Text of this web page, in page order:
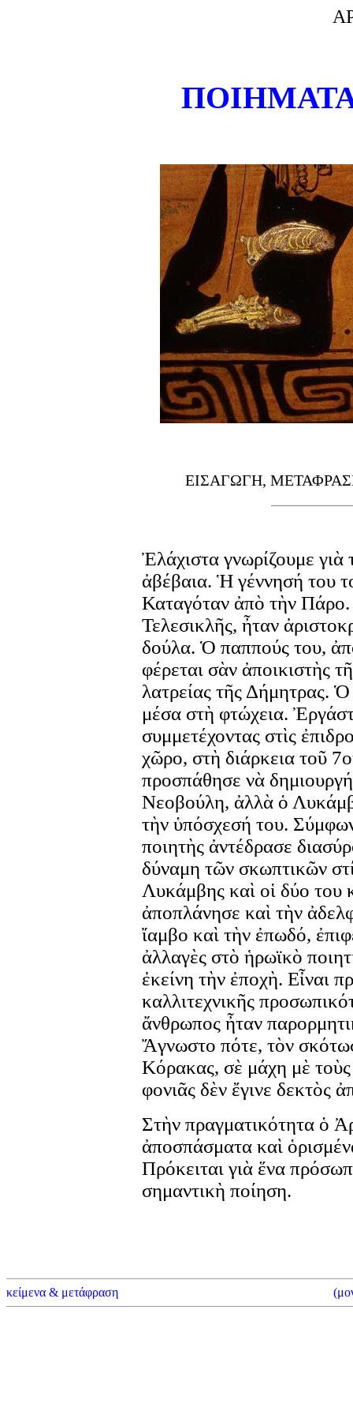
ΕΙΣΑΓΩΓΗ,
Ἐλάχιστα γνωρίζουμε
ἀβέβαια. Ἡ γέννησή του
Καταγόταν ἀπὸ τὴν
Τελεσικλῆς, ἦταν
δούλα. Ὁ παππούς του,
φέρεται σὰν ἀποικιστὴς
λατρείας τῆς Δήμητρας.
μέσα στὴ φτώχεια.
συμμετέχοντας στὶς
χῶρο, στὴ διάρκεια τοῦ
προσπάθησε νὰ
Νεοβούλη, ἀλλὰ ὁ
τὴν ὑπόσχεσή του.
ποιητὴς ἀντέδρασε
δύναμη τῶν σκωπτικῶν
Λυκάμβης καὶ οἱ δύο του
ἀποπλάνησε καὶ τὴν
ἴαμβο καὶ τὴν ἐπωδό,
ἀλλαγὲς στὸ ἡρωϊκὸ
ἐκείνη τὴν ἐποχὴ. Εἶναι
καλλιτεχνικῆς
ἄνθρωπος ἦταν
Ἄγνωστο πότε, τὸν
Κόρακας, σὲ μάχη μὲ
φονιᾶς δὲν ἔγινε δεκτὸς
Στὴν πραγματικότητα ὁ
ἀποσπάσματα καὶ
Πρόκειται γιὰ ἕνα
σημαντικὴ ποίηση.
κείμενα & μετάφραση